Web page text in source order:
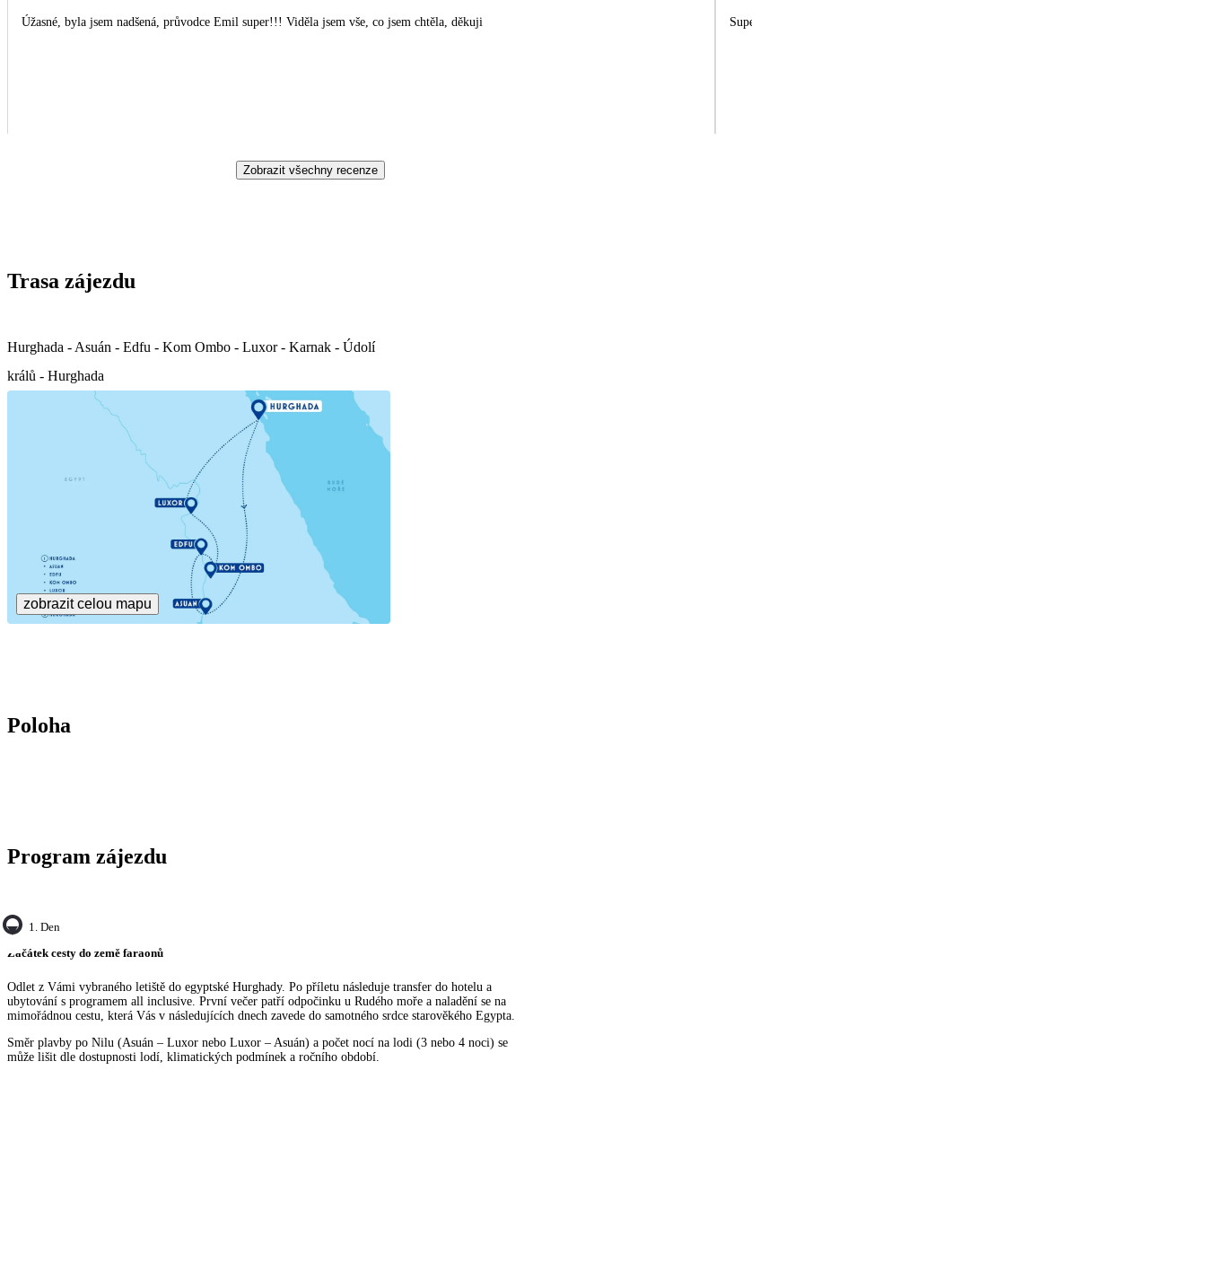
Úžasné, byla jsem nadšená, průvodce Emil super!!! Viděla jsem vše, co jsem chtěla, děkuji Super průvodce 👍👍👍
Zobrazit všechny recenze
Trasa zájezdu
Hurghada - Asuán - Edfu - Kom Ombo - Luxor - Karnak - Údolí
králů - Hurghada
zobrazit celou mapu
Poloha
Program zájezdu
1. Den
Začátek cesty do země faraonů
Odlet z Vámi vybraného letiště do egyptské Hurghady. Po příletu následuje transfer do hotelu a
ubytování s programem all inclusive. První večer patří odpočinku u Rudého moře a naladění se na
mimořádnou cestu, která Vás v následujících dnech zavede do samotného srdce starověkého Egypta.
Směr plavby po Nilu (Asuán – Luxor nebo Luxor – Asuán) a počet nocí na lodi (3 nebo 4 noci) se
může lišit dle dostupnosti lodí, klimatických podmínek a ročního období.